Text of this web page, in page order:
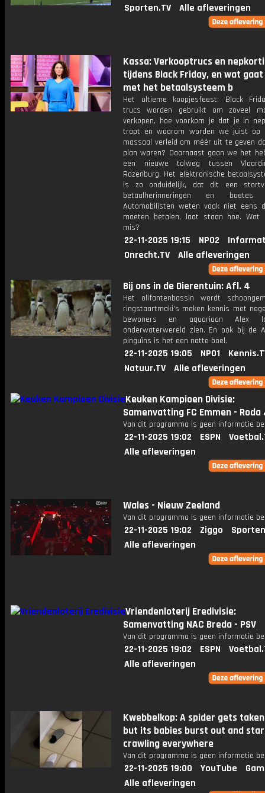
Sporten.TV
Alle afleveringen
Kassa: Verkooptrucs en
tijdens Black Friday, en wat
met het betaalsysteem b
Het ultieme koopjesfeest: Black
trucs worden gebruikt om zoveel
verkopen, hoe voorkom je dat je in
trapt en waarom worden we juist op
massaal verleid om méér uit te geven
plan waren? Daarnaast gaan we het
een nieuwe tolweg tussen
Rozenburg. Het elektronische
is zo onduidelijk, dat dit een
betaalherinneringen en boetes
Automobilisten weten vaak niet eens
moeten betalen, laat staan hoe. Wat
mis?
22-11-2025 19:15 NPO2
Onrecht.TV
Alle afleveringen
Bij ons in de Dierentuin: Afl. 4
Het olifantenbassin wordt
ringstaartmaki's maken kennis met
bewoners en aquariaan Alex
onderwaterwereld zien. En ook bij de
pinguïns is het een natte boel.
22-11-2025 19:05 NPO1
Natuur.TV
Alle afleveringen
Keuken Kampioen Divisie:
Samenvatting FC Emmen - Roda
Van dit programma is geen informatie
22-11-2025 19:02 ESPN
Alle afleveringen
Wales - Nieuw Zeeland
Van dit programma is geen informatie
22-11-2025 19:02 Ziggo
Alle afleveringen
Vriendenloterij Eredivisie:
Samenvatting NAC Breda - PSV
Van dit programma is geen informatie
22-11-2025 19:02 ESPN
Alle afleveringen
Kwebbelkop: A spider gets
but its babies burst out and
crawling everywhere
Van dit programma is geen informatie
22-11-2025 19:00 YouTube
Alle afleveringen